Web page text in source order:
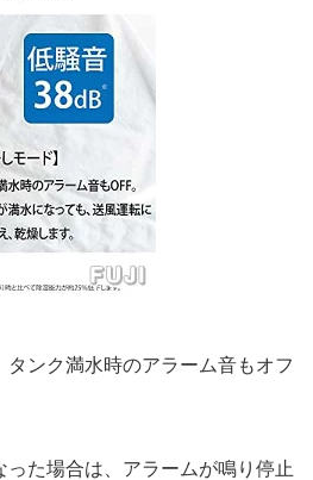
ンク満水時のアラーム音もオフ
た場合は、アラームが鳴り停止